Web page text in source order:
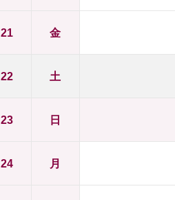
21 金
22 土
23 日
24 月